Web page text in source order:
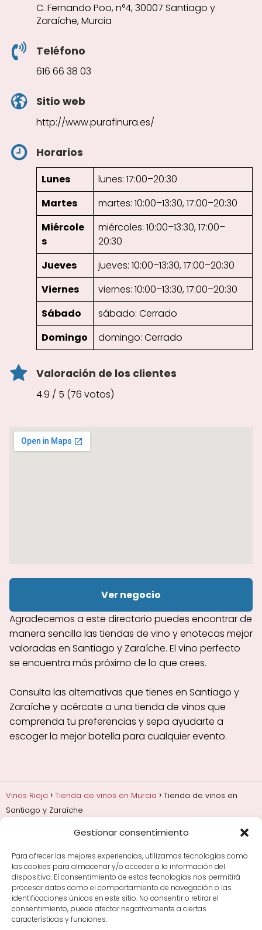
Gestionar consentimiento
Para ofrecer las mejores experiencias, utilizamos tecnologías como
las cookies para almacenar y/o acceder a la información del
dispositivo. El consentimiento de estas tecnologías nos permitirá
procesar datos como el comportamiento de navegación o las
identificaciones únicas en este sitio. No consentir o retirar el
consentimiento, puede afectar negativamente a ciertas
características y funciones.
C. Fernando Poo, n°4, 30007 Santiago y
Zaraíche, Murcia
Teléfono
616 66 38 03
Sitio web
http://www.purafinura.es/
Horarios
Lunes
lunes: 17:00–20:30
Martes
martes: 10:00–13:30, 17:00–20:30
Miércole
s
miércoles: 10:00–13:30, 17:00–
20:30
Jueves
jueves: 10:00–13:30, 17:00–20:30
Viernes
viernes: 10:00–13:30, 17:00–20:30
Sábado
sábado: Cerrado
Domingo
domingo: Cerrado
Valoración de los clientes
4.9 / 5 (76 votos)
Ver negocio
Agradecemos a este directorio puedes encontrar de
manera sencilla las tiendas de vino y enotecas mejor
valoradas en Santiago y Zaraíche. El vino perfecto
se encuentra más próximo de lo que crees.
Consulta las alternativas que tienes en Santiago y
Zaraíche y acércate a una tienda de vinos que
comprenda tu preferencias y sepa ayudarte a
escoger la mejor botella para cualquier evento.
Vinos Rioja Tienda de vinos en Murcia
Tienda de vinos en
Santiago y Zaraíche
Añadas, crianza y guarda
Bodegas y marcas de
Comprar vino
Rioja y guías de regalo
Cultura del vino y
curiosidades
Enoturismo en Rioja
Maridajes y vino en la mesa
Tiendas de vino por
ciudades
Tipos de Rioja y clasificación